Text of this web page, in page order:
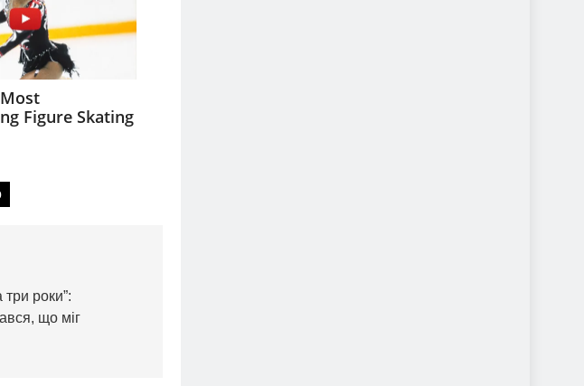
роки”:
що міг